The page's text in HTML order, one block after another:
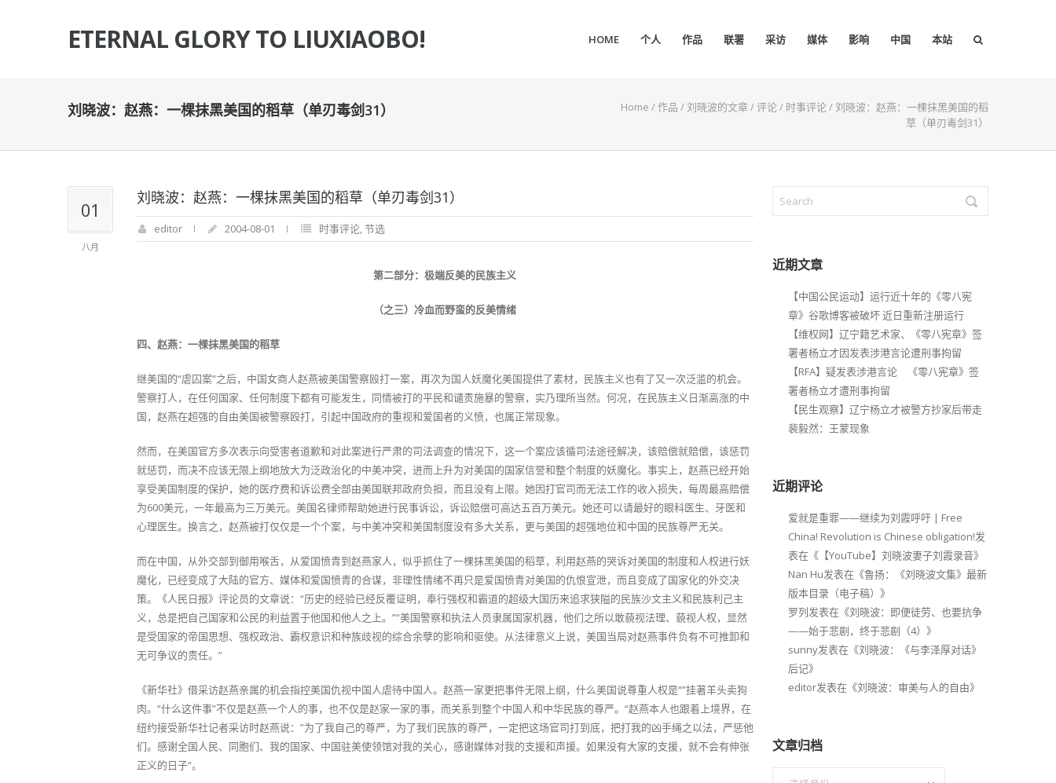
ETERNAL GLORY TO LIUXIAOBO! HOME 个人 作品 联署 采访 媒体 影响 中国 本站
刘晓波：赵燕：一棵抹黑美国的稻草（单刃毒剑31） Home /作品 /刘晓波的文章/评论/ 时事评论/刘晓波：赵燕：一棵抹黑美国的稻
草（单刃毒剑31）
01
八月
刘晓波：赵燕：一棵抹黑美国的稻草（单刃毒剑31）
editor 2004-08-01 时事评论,节选
第二部分：极端反美的民族主义
（之三）冷血而野蛮的反美情绪
四、赵燕：一棵抹黑美国的稻草
继美国的“虐囚案”之后，中国女商人赵燕被美国警察殴打一案，再次为国人妖魔化美国提供了素材，民族主义也有了又一次泛滥的机会。
警察打人，在任何国家、任何制度下都有可能发生，同情被打的平民和谴责施暴的警察，实乃理所当然。何况，在民族主义日渐高涨的中
国，赵燕在超强的自由美国被警察殴打，引起中国政府的重视和爱国者的义愤，也属正常现象。
然而，在美国官方多次表示向受害者道歉和对此案进行严肃的司法调查的情况下，这一个案应该循司法途径解决，该赔偿就赔偿，该惩罚
就惩罚，而决不应该无限上纲地放大为泛政治化的中美冲突，进而上升为对美国的国家信誉和整个制度的妖魔化。事实上，赵燕已经开始
享受美国制度的保护，她的医疗费和诉讼费全部由美国联邦政府负担，而且没有上限。她因打官司而无法工作的收入损失，每周最高赔偿
为600美元，一年最高为三万美元。美国名律师帮助她进行民事诉讼，诉讼赔偿可高达五百万美元。她还可以请最好的眼科医生、牙医和
心理医生。换言之，赵燕被打仅仅是一个个案，与中美冲突和美国制度没有多大关系，更与美国的超强地位和中国的民族尊严无关。
而在中国，从外交部到御用喉舌，从爱国愤青到赵燕家人，似乎抓住了一棵抹黑美国的稻草，利用赵燕的哭诉对美国的制度和人权进行妖
魔化，已经变成了大陆的官方、媒体和爱国愤青的合谋，非理性情绪不再只是爱国愤青对美国的仇恨宣泄，而且变成了国家化的外交决
策。《人民日报》评论员的文章说：“历史的经验已经反覆证明，奉行强权和霸道的超级大国历来追求狭隘的民族沙文主义和民族利己主
义，总是把自己国家和公民的利益置于他国和他人之上。”“美国警察和执法人员隶属国家机器，他们之所以敢藐视法理、藐视人权，显然
是受国家的帝国思想、强权政治、霸权意识和种族歧视的综合余孽的影响和驱使。从法律意义上说，美国当局对赵燕事件负有不可推卸和
无可争议的责任。”
《新华社》借采访赵燕亲属的机会指控美国仇视中国人虐待中国人。赵燕一家更把事件无限上纲，什么美国说尊重人权是“”挂著羊头卖狗
肉。“什么这件事”不仅是赵燕一个人的事，也不仅是赵家一家的事，而关系到整个中国人和中华民族的尊严。“赵燕本人也跟着上境界，在
纽约接受新华社记者采访时赵燕说：”为了我自己的尊严，为了我们民族的尊严，一定把这场官司打到底，把打我的凶手绳之以法，严惩他
们。感谢全国人民、同胞们、我的国家、中国驻美使领馆对我的关心，感谢媒体对我的支援和声援。如果没有大家的支援，就不会有伸张
正义的日子“。
近期文章
【中国公民运动】运行近十年的《零八宪
章》谷歌博客被破坏 近日重新注册运行
【维权网】辽宁籍艺术家、《零八宪章》签
署者杨立才因发表涉港言论遭刑事拘留
【RFA】疑发表涉港言论 《零八宪章》签
署者杨立才遭刑事拘留
【民生观察】辽宁杨立才被警方抄家后带走
裴毅然：王蒙现象
近期评论
爱就是重罪——继续为刘霞呼吁 | Free
China! Revolution is Chinese obligation!发
表在《【YouTube】刘晓波妻子刘霞录音》
Nan Hu发表在《鲁扬：《刘晓波文集》最新
版本目录（电子稿） 》
罗列发表在《刘晓波：即便徒劳、也要抗争
——始于悲剧，终于悲剧（4） 》
sunny发表在《刘晓波：《与李泽厚对话》
后记》
editor发表在《刘晓波：审美与人的自由》
文章归档